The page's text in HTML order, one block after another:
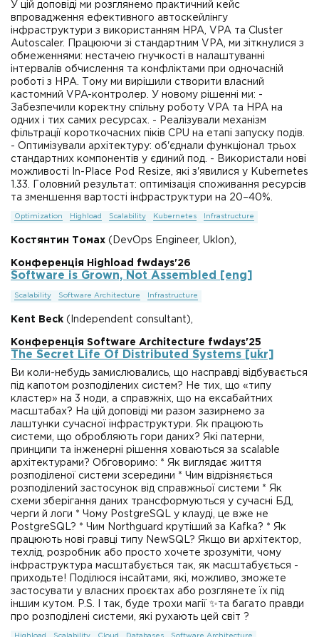
У цій доповіді ми розглянемо практичний кейс
впровадження ефективного автоскейлінгу
інфраструктури з використанням HPA, VPA та Cluster
Autoscaler. Працюючи зі стандартним VPA, ми зіткнулися з
обмеженнями: нестачею гнучкості в налаштуванні
інтервалів обчислення та конфліктами при одночасній
роботі з HPA. Тому ми вирішили створити власний
кастомний VPA-контролер. У новому рішенні ми: -
Забезпечили коректну спільну роботу VPA та HPA на
одних і тих самих ресурсах. - Реалізували механізм
фільтрації короткочасних піків CPU на етапі запуску подів.
- Оптимізували архітектуру: об'єднали функціонал трьох
стандартних компонентів у єдиний под. - Використали нові
можливості In-Place Pod Resize, які з'явилися у Kubernetes
1.33. Головний результат: оптимізація споживання ресурсів
та зменшення вартості інфраструктури на 20–40%.
Optimization Highload Scalability Kubernetes Infrastructure
Костянтин Томах (DevOps Engineer, Uklon),
Конференція Highload fwdays'26
Software is Grown, Not Assembled [eng]
Scalability Software Architecture Infrastructure
Kent Beck (Independent consultant),
Конференція Software Architecture fwdays'25
The Secret Life Of Distributed Systems [ukr]
Ви коли-небудь замислювались, що насправді відбувається
під капотом розподілених систем? Не тих, що «типу
кластер» на 3 ноди, а справжніх, що на ексабайтних
масштабах? На цій доповіді ми разом зазирнемо за
лаштунки сучасної інфраструктури. Як працюють
системи, що обробляють гори даних? Які патерни,
принципи та інженерні рішення ховаються за scalable
архітектурами? Обговоримо: * Як виглядає життя
розподіленої системи зсередини * Чим відрізняється
розподілений застосунок від справжньої системи * Як
схеми зберігання даних трансформуються у сучасні БД,
черги й логи * Чому PostgreSQL у клауді, це вже не
PostgreSQL? * Чим Northguard крутіший за Kafka? * Як
працюють нові гравці типу NewSQL? Якщо ви архітектор,
техлід, розробник або просто хочете зрозуміти, чому
інфраструктура масштабується так, як масштабується -
приходьте! Поділюся інсайтами, які, можливо, зможете
застосувати у власних проєктах або розглянете їх під
іншим кутом. P.S. І так, буде трохи магії ✨та багато правди
про розподілені системи, які рухають цей світ ?